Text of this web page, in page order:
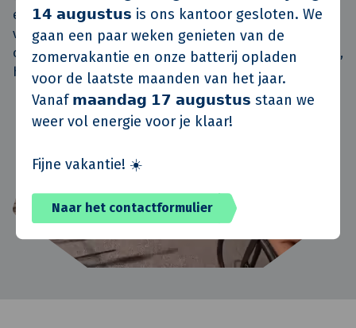
𝟭𝟰 𝗮𝘂𝗴𝘂𝘀𝘁𝘂𝘀 is ons kantoor gesloten. We
gaan een paar weken genieten van de
zomervakantie en onze batterij opladen
voor de laatste maanden van het jaar.
Vanaf 𝗺𝗮𝗮𝗻𝗱𝗮𝗴 𝟭𝟳 𝗮𝘂𝗴𝘂𝘀𝘁𝘂𝘀 staan we
weer vol energie voor je klaar!
Fijne vakantie! ☀️
Naar het contactformulier
een heel andere manier leert kennen. Behalve de
vrijdagmiddagborrel en de jaarlijkse bouwvakbarbecue
organiseren we ook uitjes met de personeelsvereniging,
het kerstfeest en een sinterklaasmiddag.